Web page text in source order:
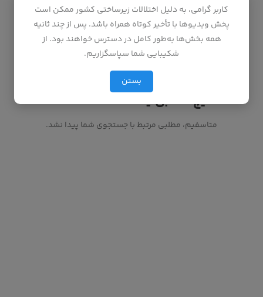
کاربر گرامی، به دلیل اختلالات زیرساختی کشور ممکن است
پخش ویدیوها با تأخیر کوتاه همراه باشد. پس از چند ثانیه
همه بخش‌ها به‌طور کامل در دسترس خواهند بود. از
شکیبایی شما سپاسگزاریم.
بستن!
هیچ مطلبی یافت نشد
متاسفیم، مطلبی مرتبط با جستجوی شما پیدا نشد.